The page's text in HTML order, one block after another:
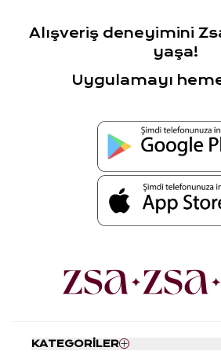
Alışveriş deneyimini
yaşa!
Uygulamayı
KATEGORİLER